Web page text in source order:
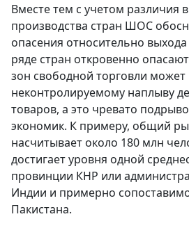
Вместе тем с учетом различия
производства стран ШОС
опасения относительно
ряде стран откровенно
зон свободной торговли может
неконтролируемому наплыву
товаров, а это чревато
экономик. К примеру, общий
насчитывает около 180 млн
достигает уровня одной
провинции КНР или
Индии и примерно
Пакистана.